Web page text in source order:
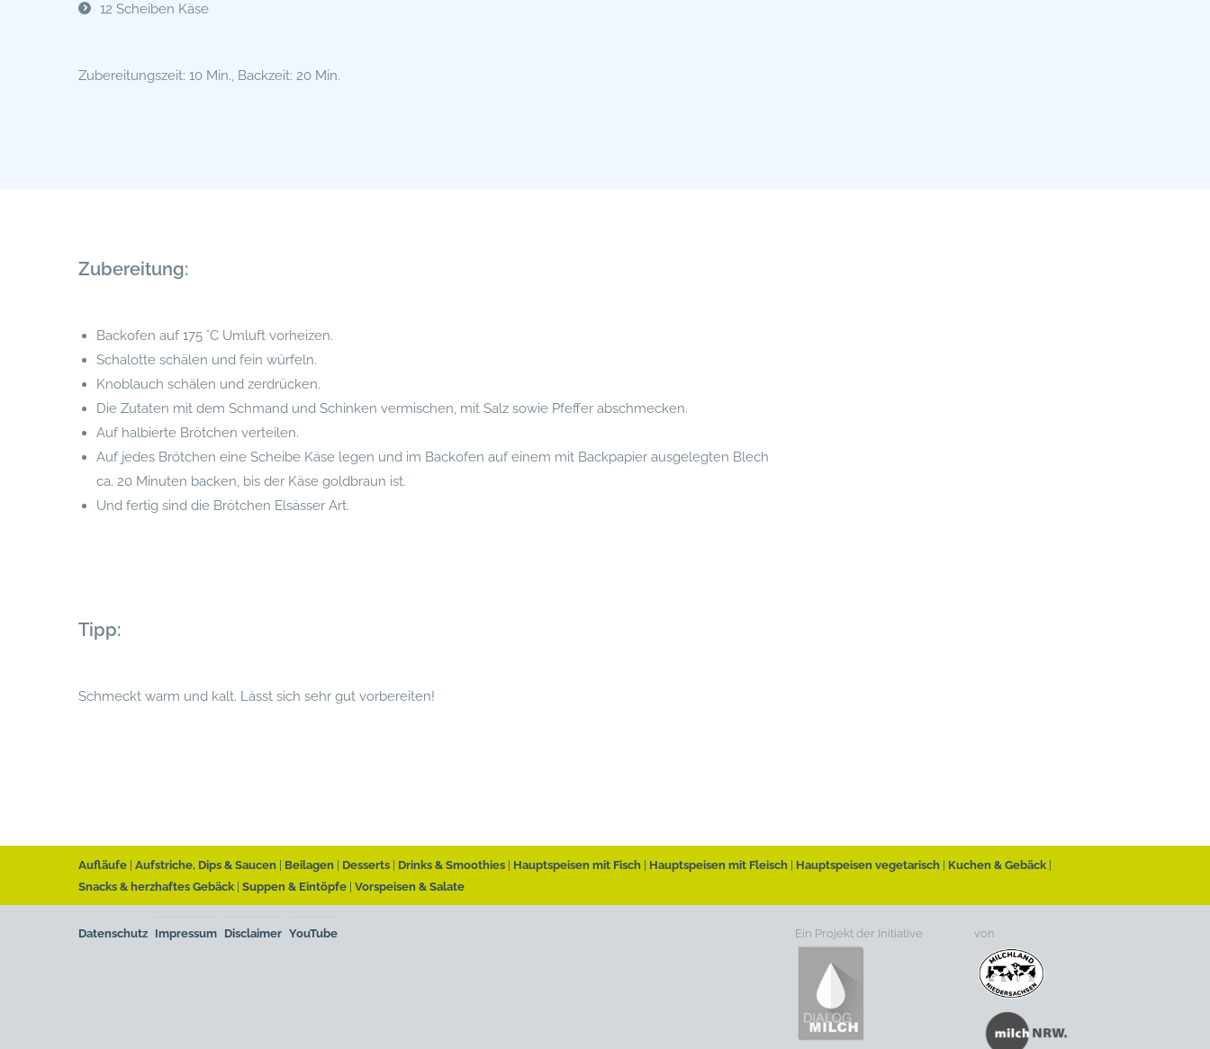
12 Scheiben Käse
Zubereitungszeit: 10 Min., Backzeit: 20 Min.
Zubereitung:
Backofen auf 175 °C Umluft vorheizen.
Schalotte schälen und fein würfeln.
Knoblauch schälen und zerdrücken.
Die Zutaten mit dem Schmand und Schinken vermischen, mit Salz sowie Pfeffer abschmecken.
Auf halbierte Brötchen verteilen.
Auf jedes Brötchen eine Scheibe Käse legen und im Backofen auf einem mit Backpapier ausgelegten Blech
ca. 20 Minuten backen, bis der Käse goldbraun ist.
Und fertig sind die Brötchen Elsässer Art.
Tipp:
Schmeckt warm und kalt. Lässt sich sehr gut vorbereiten!
Aufläufe Aufstriche, Dips & Saucen Beilagen Desserts Drinks & Smoothies Hauptspeisen mit Fisch Hauptspeisen mit Fleisch Hauptspeisen vegetarisch
Kuchen & Gebäck
Snacks & herzhaftes Gebäck Suppen & Eintöpfe Vorspeisen & Salate
Datenschutz Impressum Disclaimer YouTube Ein Projekt der Initiative von